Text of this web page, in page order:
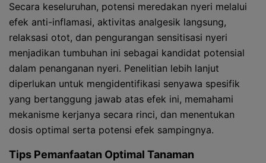
Secara keseluruhan, potensi meredakan nyeri melalui
efek anti-inflamasi, aktivitas analgesik langsung,
relaksasi otot, dan pengurangan sensitisasi nyeri
menjadikan tumbuhan ini sebagai kandidat potensial
dalam penanganan nyeri. Penelitian lebih lanjut
diperlukan untuk mengidentifikasi senyawa spesifik
yang bertanggung jawab atas efek ini, memahami
mekanisme kerjanya secara rinci, dan menentukan
dosis optimal serta potensi efek sampingnya.
Tips Pemanfaatan Optimal Tanaman